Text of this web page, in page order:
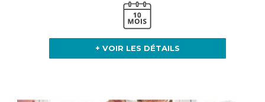
+ VOIR LES DÉTAILS